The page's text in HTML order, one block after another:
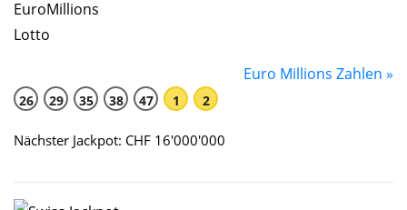
Euro Millions Zahlen »
26 29 35 38 47 1 2
Nächster Jackpot: CHF 16'000'000